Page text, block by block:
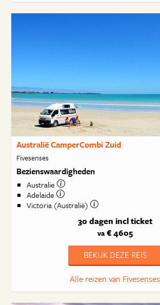
Australië CamperCombi Zuid
Fivesenses
Bezienswaardigheden
Australie
Adelaide
Victoria (Australië)
30 dagen incl ticket
va€ 4605
BEKIJK DEZE REIS
Alle reizen van Fivesenses